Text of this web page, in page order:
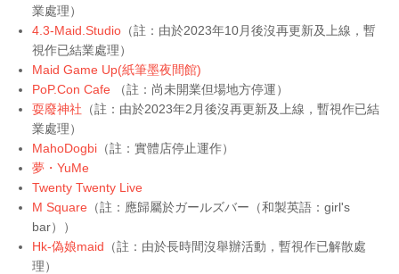
業處理）
4.3-Maid.Studio （註：由於2023年10月後沒再更新及上線，暫
視作已結業處理）
Maid Game Up(紙筆墨夜間館)
PoP.Con Cafe
（註：尚未開業但場地方停運）
耍廢神社 （註：由於2023年2月後沒再更新及上線，暫視作已結
業處理）
MahoDogbi （註：實體店停止運作）
夢・YuMe
Twenty Twenty Live
M Square （註：應歸屬於ガールズバー（和製英語：girl's
bar））
Hk-偽娘maid （註：由於長時間沒舉辦活動，暫視作已解散處
理）